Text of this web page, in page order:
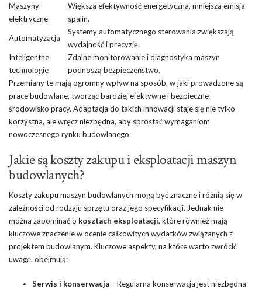
Maszyny
elektryczne
Większa efektywność energetyczna, mniejsza emisja
spalin.
Automatyzacja
Systemy automatycznego sterowania zwiększają
wydajność i precyzję.
Inteligentne
technologie
Zdalne monitorowanie i diagnostyka maszyn
podnoszą bezpieczeństwo.
Przemiany te mają ogromny wpływ na sposób, w jaki prowadzone są
prace budowlane, tworząc bardziej efektywne i bezpieczne
środowisko pracy. Adaptacja do takich innowacji staje się nie tylko
korzystna, ale wręcz niezbędna, aby sprostać wymaganiom
nowoczesnego rynku budowlanego.
Jakie są koszty zakupu i eksploatacji maszyn
budowlanych?
Koszty zakupu maszyn budowlanych mogą być znaczne i różnią się w
zależności od rodzaju sprzętu oraz jego specyfikacji. Jednak nie
można zapominać o kosztach eksploatacji, które również mają
kluczowe znaczenie w ocenie całkowitych wydatków związanych z
projektem budowlanym. Kluczowe aspekty, na które warto zwrócić
uwagę, obejmują:
Serwis i konserwacja – Regularna konserwacja jest niezbędna